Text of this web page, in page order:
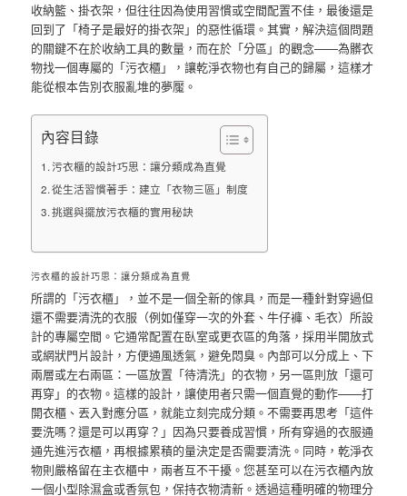
收納籃、掛衣架，但往往因為使用習慣或空間配置不佳，最後還是
回到了「椅子是最好的掛衣架」的惡性循環。其實，解決這個問題
的關鍵不在於收納工具的數量，而在於「分區」的觀念——為髒衣
物找一個專屬的「污衣櫃」，讓乾淨衣物也有自己的歸屬，這樣才
能從根本告別衣服亂堆的夢魘。
內容目錄
污衣櫃的設計巧思：讓分類成為直覺
從生活習慣著手：建立「衣物三區」制度
挑選與擺放污衣櫃的實用秘訣
污衣櫃的設計巧思：讓分類成為直覺
所謂的「污衣櫃」，並不是一個全新的傢具，而是一種針對穿過但
還不需要清洗的衣服（例如僅穿一次的外套、牛仔褲、毛衣）所設
計的專屬空間。它通常配置在臥室或更衣區的角落，採用半開放式
或網狀門片設計，方便通風透氣，避免悶臭。內部可以分成上、下
兩層或左右兩區：一區放置「待清洗」的衣物，另一區則放「還可
再穿」的衣物。這樣的設計，讓使用者只需一個直覺的動作——打
開衣櫃、丟入對應分區，就能立刻完成分類。不需要再思考「這件
要洗嗎？還是可以再穿？」因為只要養成習慣，所有穿過的衣服通
通先進污衣櫃，再根據累積的量決定是否需要清洗。同時，乾淨衣
物則嚴格留在主衣櫃中，兩者互不干擾。您甚至可以在污衣櫃內放
一個小型除濕盒或香氛包，保持衣物清新。透過這種明確的物理分